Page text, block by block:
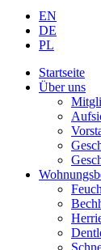
EN
DE
PL
Startseite
Über uns